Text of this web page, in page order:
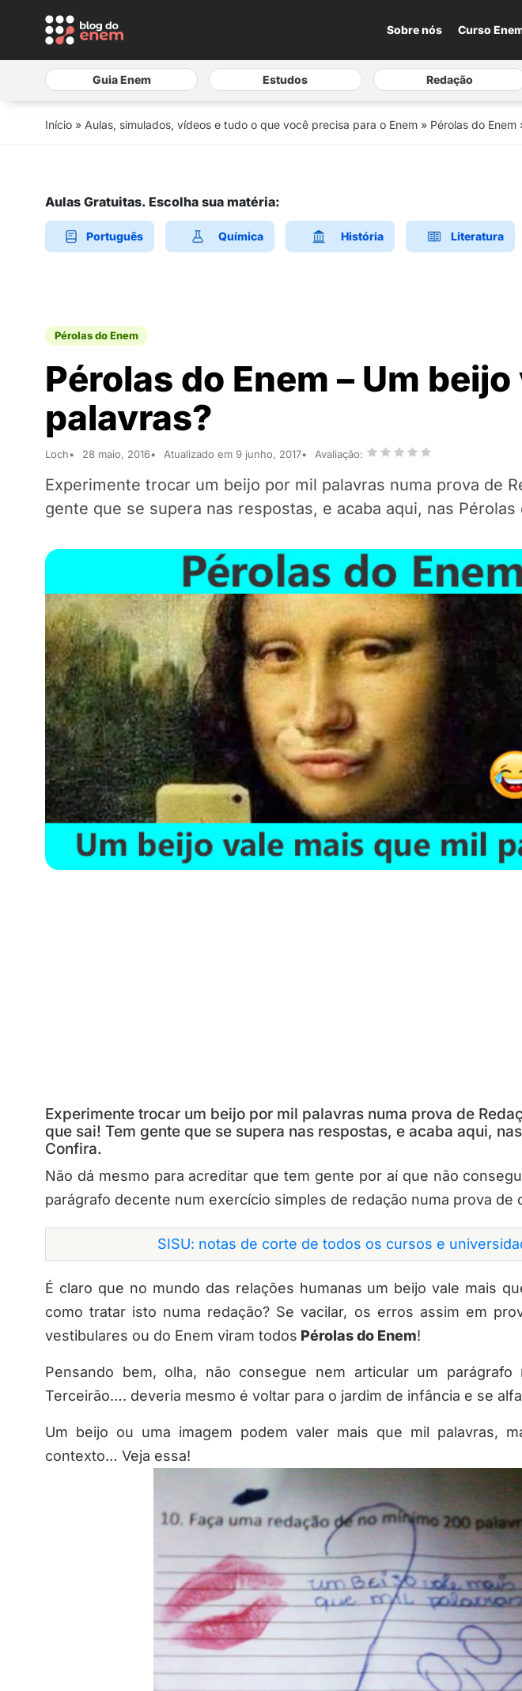
Sobre nós Curso
Guia Enem Estudos Redação
Início » Aulas, simulados, vídeos e tudo o que você precisa para o Enem » Pérolas do Enem
Aulas Gratuitas. Escolha sua matéria:
Português Química História Literatura
Pérolas do Enem
Pérolas do Enem – Um
palavras?
Loch 28 maio, 2016 Atualizado em 9 junho, 2017 Avaliação:
Experimente trocar um beijo por mil palavras numa prova de
gente que se supera nas respostas, e acaba aqui, nas Pérolas
Experimente trocar um beijo por mil palavras numa prova de
que sai! Tem gente que se supera nas respostas, e acaba aqui,
Confira.
Não dá mesmo para acreditar que tem gente por aí que não
parágrafo decente num exercício simples de redação numa prova de
SISU: notas de corte de todos os cursos e
É claro que no mundo das relações humanas um beijo vale mais
como tratar isto numa redação? Se vacilar, os erros assim em
vestibulares ou do Enem viram todos Pérolas do Enem!
Pensando bem, olha, não consegue nem articular um
Terceirão…. deveria mesmo é voltar para o jardim de infância e se
Um beijo ou uma imagem podem valer mais que mil palavras,
contexto… Veja essa!